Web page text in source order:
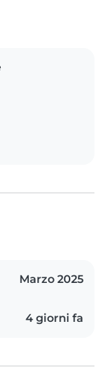
Marzo 2025
4 giorni fa